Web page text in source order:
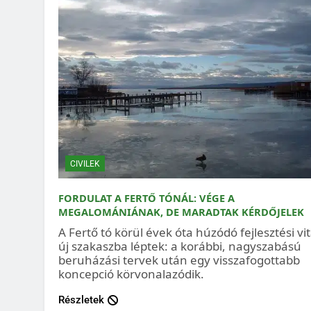
CIVILEK
FORDULAT A FERTŐ TÓNÁL: VÉGE A
MEGALOMÁNIÁNAK, DE MARADTAK KÉRDŐJELEK
A Fertő tó körül évek óta húzódó fejlesztési
új szakaszba léptek: a korábbi, nagyszabású
beruházási tervek után egy visszafogottabb
koncepció körvonalazódik.
Részletek